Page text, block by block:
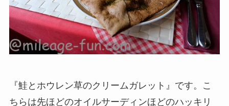
『鮭とホウレン草のクリームガレット』です。こ
ちらは先ほどのオイルサーディンほどのハッキリ